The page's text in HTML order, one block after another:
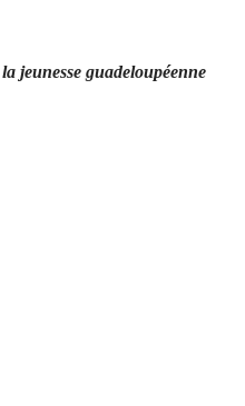
jeunesse guadeloupéenne